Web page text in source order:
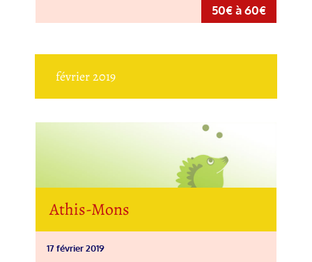
50€ à 60€
février 2019
Athis-Mons
17 février 2019